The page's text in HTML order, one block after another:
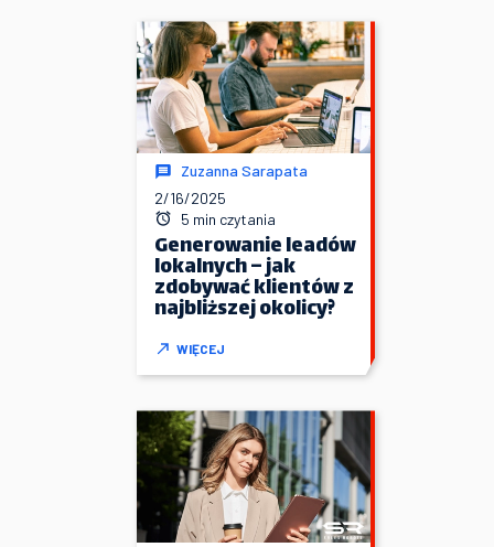
Zuzanna Sarapata
2/16/2025
5 min czytania
Generowanie leadów
lokalnych – jak
zdobywać klientów z
najbliższej okolicy?
WIĘCEJ